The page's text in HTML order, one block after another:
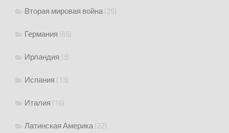
Вторая мировая война(29)
Германия (65)
Ирландия (3)
Испания (13)
Италия (16)
Латинская Америка(22)